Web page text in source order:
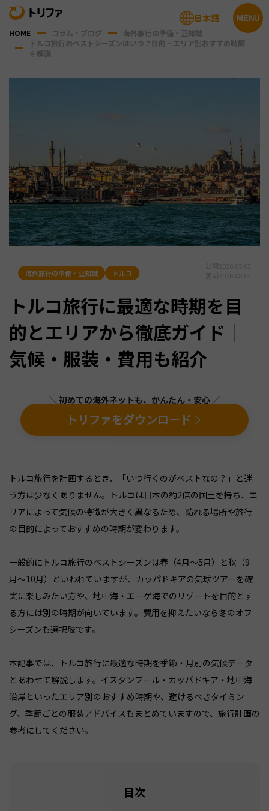
MENU
日本語
HOME コラム・ブログ
海外旅行の準備・豆知識
トルコ旅行のベストシーズンはいつ？目的・エリア別おすすめ時期
を解説
海外旅行の準備・豆知識 トルコ
トルコ旅行に最適な時期を目
的とエリアから徹底ガイド｜
気候・服装・費用も紹介
＼ 初めての海外ネットも、かんたん・安心 ／
トリファをダウンロード
トルコ旅行を計画するとき、「いつ行くのがベストなの？」と迷
う方は少なくありません。トルコは日本の約2倍の国土を持ち、エ
リアによって気候の特徴が大きく異なるため、訪れる場所や旅行
の目的によっておすすめの時期が変わります。
一般的にトルコ旅行のベストシーズンは春（4月〜5月）と秋（9
月〜10月）といわれていますが、カッパドキアの気球ツアーを確
実に楽しみたい方や、地中海・エーゲ海でのリゾートを目的とす
る方には別の時期が向いています。費用を抑えたいなら冬のオフ
シーズンも選択肢です。
本記事では、トルコ旅行に最適な時期を季節・月別の気候データ
とあわせて解説します。イスタンブール・カッパドキア・地中海
沿岸といったエリア別のおすすめ時期や、避けるべきタイミン
グ、季節ごとの服装アドバイスもまとめていますので、旅行計画の
参考にしてください。
目次